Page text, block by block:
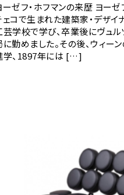
ーゼフ・ホフマンの来歴 ヨーゼ
ェコで生まれた建築家・デザイ
芸学校で学び、卒業後にヴュ
に勤めました。その後、ウィー
学、1897年には […]